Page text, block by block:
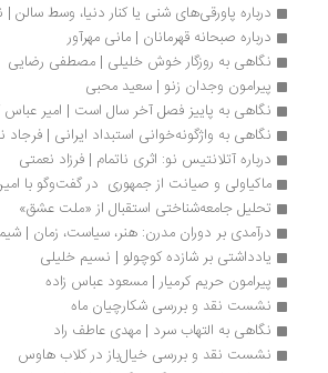
درباره پاورقی‌های شنی یا کنار دنیا، وسط سالن |
درباره صبحانه قهرمانان | مانی مهرآور
نگاهی به روزگار خوش خلیلی | مصطفی رضایی
پیرامون وجدان زنو | سعید محبی
نگاهی به پاییز فصل آخر سال است | امیر عباس
نگاهی به واژگونه‌خوانی استبداد ایرانی | فرجاد
درباره آتلانتیس نو: اثری ناتمام | فرزاد نعمتی
ماکیاولی و صیانت از جمهوری  در گفت‌وگو با امین
تحلیل جامعه‌شناختی استقبال از «ملت عشق»
درآمدی بر دوران مدرن: هنر، سیاست، زمان |
یادداشتی بر شازده کوچولو | نسیم خلیلی
پیرامون حریم کرمیار | مسعود عباس زاده
نشست نقد و بررسی شکارچیان ماه
نگاهی به التهاب سرد | مهدی عاطف راد
نشست نقد و بررسی خیال‌باز در کلاب هاوس